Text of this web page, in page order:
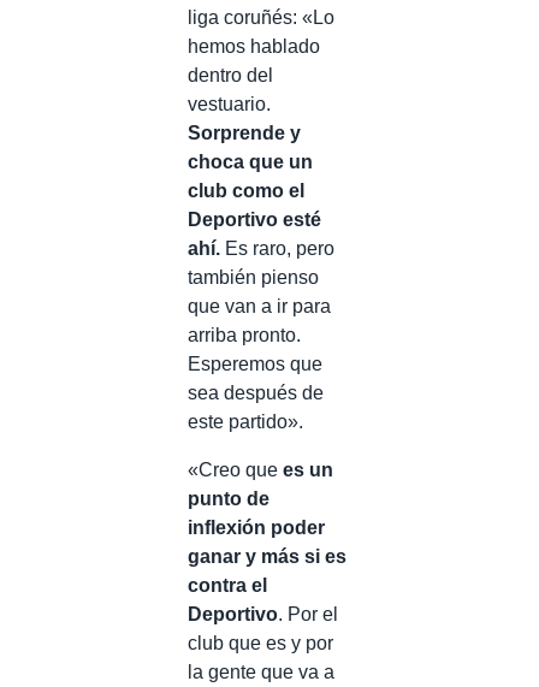
liga coruñés: «Lo
hemos hablado
dentro del
vestuario.
Sorprende y
choca que un
club como el
Deportivo esté
ahí. Es raro, pero
también pienso
que van a ir para
arriba pronto.
Esperemos que
sea después de
este partido».
«Creo que es un
punto de
inflexión poder
ganar y más si es
contra el
Deportivo. Por el
club que es y por
la gente que va a